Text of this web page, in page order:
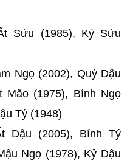
Sửu (1985), Kỷ Sửu
Ngọ (2002), Quý Dậu
Mão (1975), Bính Ngọ
Tý (1948)
Dậu (2005), Bính Tý
Ngọ (1978), Kỷ Dậu